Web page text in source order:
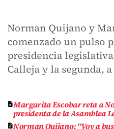
Norman Quijano y
comenzado un pulso
presidencia
Calleja y la segunda,
Margarita Escobar reta a
presidenta de la Asamblea
Norman Quijano: “Voy a